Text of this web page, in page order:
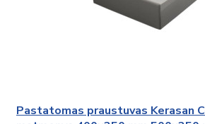
Pastatomas praustuvas Kerasan